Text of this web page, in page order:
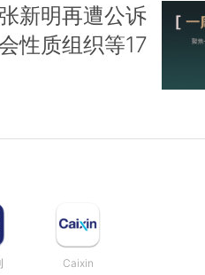
新明再遭公诉
性质组织等17
Caixin